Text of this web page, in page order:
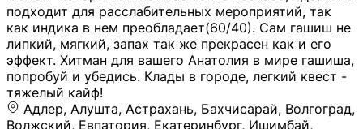
подходит для расслабительных мероприятий, так
как индика в нем преобладает(60/40). Сам гашиш не
липкий, мягкий, запах так же прекрасен как и его
эффект. Хитман для вашего Анатолия в мире гашиша,
попробуй и убедись. Клады в городе, легкий квест -
тяжелый кайф!
Адлер, Алушта, Астрахань, Бахчисарай, Волгоград, Волжский, Евпатория, Екатеринбург, Ишимбай, Казань, Керчь, Копейск, Курск, Рыльск, Саки, Салават, Симферополь, Сочи, Старый Крым, Стерлитамак, Судак, Уфа, Феодосия, Хабаровск, Челябинск, Ялта, Джанкой, Новосибирск, Щёлкино, Санкт-Петербург, Мурманск, Сургут, Невинномысск, Черкесск, Усть-Лабинск, Геленджик, Ставрополь, Калуга, Елец, Лебедянь, Данков, Жуковский, Оренбург, Орск (Оренбургская область), Магнитогорск, Пермь, Зеленоград, Солнечногорск, Нижний Новгород, Лысково, Заволжье, Кстово, Балахна (Нижегородская область), Богородск, Бор (Нижегородская область), Саратов, Энгельс, Ижевск, Тюмень, Ростов-на-Дону, Шахты, Новочеркасск, Батайск, Аксай, Люберцы, Истра, Москва, Армавир, Краснодар, Магадан, Самара, Анапа, Славянск-на-Кубани, Чаплыгин, Липецк, Нижний Тагил, Орехово-Зуево, Усть-Джегута, Лянтор, Нефтеюганск, Пыть-Ях, Урень, Ветлуга, Шахунья, Новороссийск, Крымск, Тимашёвск, Тольятти, Воткинск, Звенигород, Руза, Можайск, Белгород, Воронеж, Соликамск, Нытва, Лысьва (Пермский край), Чусовой, Кунгур, Краснокамск, Миасс, Губаха, Тула, Новомосковск, Донской, Омск, Льгов, Мытищи, Королёв, Ивантеевка, Балашиха, Семилуки, Кудымкар, Старый Оскол, Оса (Пермский край), Одинцово (Московская область), Ханты-Мансийск, Лабинск, Темрюк, Курганинск, Белореченск (Краснодарский край), Алупкa, Губкин, Рязань, Калининград, Усть-Илимск, Фрязино, Минеральные Воды, Пятигорск, Кострома, Ярославль, Коркино, Верхняя Пышма, Подольск, Красноярск, Смоленск, Долгопрудный, Чебоксары, Калачинск, Канск, Киров (Кировская область), Вологда, Рославль, Владивосток, Обнинск, Балабаново (Калужская область), Малоярославец, Брянск, Видное, Ярцево, Вязьма, Гагарин, Приволжск, Фурманов, Чайковский, Кинешма, Горячий Ключ, Улан-Удэ, Туймазы, Дюртюли, Альметьевск, Нефтекамск, Хадыженск, Апшеронск, Майкоп, Уссурийск, Ульяновск, Гатчина, Луга (Ленинградская область), Надым, Ногинск, Электросталь, Железнодорожный (Московская область), Бутурлиновка, Кириллов, Краснознаменск (Калиниградская область), Мышкин, Томмот, Холм, Абакан, Абдулино, Агидель, Агрыз, Адыгейск, Азнакаево, Алатырь, Алдан, Алейск, Александров, Александровск, Алексеевка (Белгородская обл.), Алексин, Амурск, Анадырь, Ангарск, Андреаполь, Анжеро-Судженск, Анива, Апатиты, Арамиль, Ардон, Арзамас, Аркадак, Арсеньев, Артём, Артёмовский, Архангельск, Асбест, Асино, Аткарск, Ахтубинск, Аша, Бабаево (Вологодская область), Бавлы (Республика Татарстан), Байкальск, Бакал, Баксан, Балаклава, Балаково (Саратовская область), Балашов (Саратовская область), Балтийск, Барабинск, Барнаул, Барыш (Ульяновская область), Бежецк, Белая Калитва (Ростовская область), Белебей, Белогорск (Крым), Белозерск, Белокуриха, Беломорск, Белоозёрский (Московская область), Белорецк (Республика Башкортостан), Кызыл, Белоярский (Ханты-Мансийский АО), Бердск, Березники (Пермский край), Берёзовский (Кемеровская область), Берёзовский (Свердловская область), Беслан, Бийск, Бикин, Билибино, Биробиджан, Благовещенск (Амурская область), Благовещенск (Башкортостан), Бобров, Богородицк, Боготол, Богучар, Бокситогорск (Ленинградская область), Бологое (Тверская область), Болхов, Большой Камень (Приморский край), Борисоглебск (Воронежская область), Боровичи (Новгородская область), Боровск, Бородино, Братск, Бронницы (Московская область), Бугульма (Республика Татарстан), Бугуруслан (Оренбургская область), Буинск, Буй, Буйнакск, Валдай, Валуйки, Велиж, Великие Луки, Великий Новгород, Великий Устюг, Вельск, Венёв, Верещагино, Верхнеуральск, Верхний Уфалей, Верхняя Салда, Верхняя Тура, Весьегонск, Вилючинск, Вихоревка, Вичуга, Владикавказ, Волгодонск, Волгореченск, Володарск, Волосово, Волчанск, Вольск, Воркута, Ворсма, Всеволожск (Ленинградская область), Вуктыл, Выкса, Высоковск, Высоцк, Вытегра, Вышний Волочёк, Вяземский, Вязники, Вятские Поляны, Нея, Шилка, Гаврилов Посад, Гаврилов-Ям, Гай, Галич, Гдов, Голицыно, Горно-Алтайск, Горнозаводск, Горняк, Городец, Гороховец, Гремячинск, Грозный, Грязи, Грязовец, Губкинский, Гуково, Гулькевичи, Гурьевск (Калининградская область), Гурьевск (Кемеровская область), Гусев, Гусь-Хрустальный, Давлеканово, Далматово, Дальнегорск, Дегтярск, Дедовск, Демидов, Дербент, Десногорск, Дзержинск, Дзержинский (Московская область), Дивногорск, Димитровград, Дмитровск, Дно, Добрянка, Долинск, Домодедово, Донецк (ДНР), Дорогобуж, Дрезна, Дубна, Дудинка, Духовщина, Дятьково, Егорьевск, Елабуга, Елизово, Ельня (Будет изменено название), Емва, Енисейск, Ермолино, Ершов, Ессентуки, Ефремов, Железноводск, Железногорск (Красноярский край), Железногорск (Курская область), Железногорск-Илимский, Жигулёвск, Жиздра, Жирновск, Жуков, Жуковка, Заводоуковск, Заволжск, Задонск, Заинск, Заозёрный, Заозёрск, Западная Двина, Заполярный, Зарайск, Заречный (Пензенская область), Заречный (Свердловская область), Заринск, Звенигово, Зверево, Зеленогорск ( Ленинградская обл. ), Зеленоградск, Зеленодольск, Зеленокумск, Зерноград, Зима, Змеиногорск, Зубцов, Ивангород, Иваново, Ивдель, Избербаш, Изобильный, Иланский, Инза, Инкерман, Инта, Ипатово, Искитим, Йошкар-Ола, Кадников, Калач, Калач-на-Дону, Калининск, Калтан, Калязин, Камбарка, Каменка (Пензенская область), Каменногорск (Ленинградская область), Каменск-Уральский, Каменск-Шахтинский, Камень-на-Оби, Камешково, Камышин, Канаш, Кандалакша, Карабаново, Карабаш, Карачаевск, Каргат, Каргополь, Карпинск, Карталы, Касимов, Касли, Каспийск, Катав-Ивановск, Катайск, Качканар, Кашин, Кашира, Кемерово, Кемь, Кизел, Кизилюрт, Кизляр, Кимовск, Кимры, Кингисепп, Кинель, Киреевск, Киренск, Киржач, Кириши, Кирово-Чепецк, Кировск (Ленинградская область), Кировск (Мурманская область), Кирсанов, Киселёвск, Кисловодск, Климовск, Клинцы, Княгинино, Ковдор, Ковров, Когалым, Козельск, Козьмодемьянск, Кола, Кологрив, Колпашево, Колпино, Кольчугино, Комсомольск, Комсомольск-на-Амуре, Конаково, Кондопога, Кондрово, Константиновск, Кораблино, Кореновск, Корсаков, Коряжма, Костерёво, Костомукша, Котельники, Котельниково, Котельнич, Котлас, Котовск, Кохма, Красноармейск (Московская область), Краснозаводск, Краснознаменск (Московская область), Краснокаменск, Краснослободск (Волгоградская область), Краснотурьинск, Красноуральск, Красный Сулин, Кремёнки, Кропоткин, Кубинка, Кувшиново (Тверская область), Кудрово, Кулебаки, Кумертау, Курлово, Куровское, Куртамыш, Курчатов, Куса, Кушва, Кыштым, Лабытнанги, Лагань, Лаишево (Республика Татарстан), Лакинск, Лангепас, Лахденпохья, Ленинск-Кузнецкий, Ленск (Республика Саха), Лермонтов (Ставропольский край), Лесозаводск (Приморский край), Лесосибирск, Ливны (Орловская область), Ликино-Дулёво, Липки (Тульская область), Лиски (Воронежская область), Лихославль, Лодейное Поле, Ломоносов (Санкт-Петербург), Лосино-Петровский, Лукоянов, Луховицы, Лыткарино, Любань (Ленинградская область), Любим, Людиново, Магас, Майский, Макаров, Малая Вишера, Малгобек, Мамадыш, Мамоново, Мантурово, Маркс, Махачкала, Мглин, Мегион, Медвежьегорск, Медногорск, Медынь, Меленки, Мелеуз, Менделеевск, Мещовск, Микунь, Миллерово, Минусинск, Миньяр, Мирный (Архангельская область), Мирный (Якутия), Михайловка (Город), Михайловск (Свердловская область), Михайловск (Ставропольский край), Могоча, Можга, Моздок, Мончегорск, Морозовск, Моршанск, Мосальск, Муравленко, Мурино, Муром, Мценск, Мыски, Набережные Челны, Навашино (Нижегородская область), Назарово (Красноярский край), Назрань, Нальчик, Наро-Фоминск, Нарткала, Нарьян-Мар, Находка, Невель (Псковская область), Невельск, Невьянск, Нелидово (Тверская область), Неман, Нерехта (Костромская область), Нерюнгри, Нестеров, Нефтегорск (Самарская область), Нефтекумск, Нижневартовск, Нижнекамск (Республика Татарстан), Нижнеудинск, Нижние Серги, Нижний Ломов, Нижняя Тура, Николаевск-на-Амуре, Никольск (Вологодская область), Никольск (Пензенская область), Новая Ладога, Новая Ляля, Новоалександровск, Новоалтайск, Нововоронеж, Новодвинск, Новозыбков, Новокубанск, Новокуйбышевск, Новомичуринск, Новопавловск, Новоржев, Новосокольники, Новотроицк, Новоульяновск, Новоуральск, Новохопёрск, Новочебоксарск, Новошахтинск, Новый Оскол, Новый Уренгой, Норильск, Нурлат, Нягань, Нязепетровск, Няндома, Облучье, Обоянь, Озёрск (Калининградская область), Озёрск (Челябинская область), Озёры, Октябрьск (Самарская область), Октябрьский (Башкортостан), Окуловка (Новгородская область), Оленегорск, Олонец, Онега, Опочка, Осинники, Осташков, Остров, Острогожск, Отрадный, Оха, Павлово, Павловск (Воронежская область), Павловск (Санкт-Петербург), Павловский Посад, Партизанск, Певек, Пенза, Первоуральск, Перевоз, Пересвет, Переславль-Залесский, Пестово (Новгородская область), Петрозаводск, Петропавловск-Камчатский, Печоры, Пикалёво, Пионерский, Питкяранта, Плавск, Плёс, Подпорожье, Покачи, Покров, Покровск, Полесск, Полысаево, Полярные Зори, Полярный, Поронайск, Порхов, Похвистнево, Почеп, Починок, Пошехонье, Правдинск, Приморск (Калининградская область), Приморско-Ахтарск, Приозерск, Прокопьевск, Протвино, Прохладный, Пугачёв, Пудож, Пустошка, Пушкино, Пущино, Пыталово, Радужный (Владимирская область), Радужный (Ханты-Мансийский АО), Райчихинск, Раменское, Рассказово, Ревда, Реж, Реутов, Родники, Россошь, Ростов (Ярославская обл.), Рошаль, Ртищево, Рубцовск, Рузаевка, Рыбинск, Рыбное, Ряжск, Салехард, Сальск, Саранск, Сарапул, Саров, Сасово, Сатка, Сафоново, Саяногорск, Саянск, Светлогорск, Светлоград, Светлый, Светогорск (Ленинградская область), Свободный, Себеж, Северобайкальск, Северодвинск, Североуральск, Сегежа, Семикаракорск, Сенгилей, Серафимович, Сергач, Сергиев Посад, Сердобск, Сертолово (Ленинградская область), Сестрорецк (Ленинградская область), Сибай, Скопин, Славгород, Сланцы, Слободской, Слюдянка, Собинка, Советск (Кировская область), Советск (Калининградская область), Советск (Тульская область), Советская Гавань, Советский (Ханты-Мансийский АО), Сокол (Вологодская область), Солигалич, Соль-Илецк, Сольцы, Сортавала, Сосенский, Сосновоборск, Сосновый Бор (Ленинградская область), Сосногорск, Спас-Клепики, Спасск-Рязанский, С